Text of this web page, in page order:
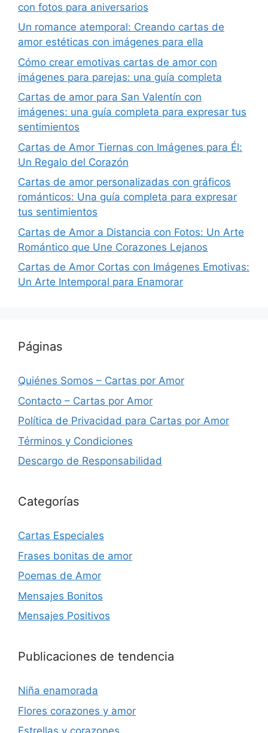
con fotos para aniversarios
Un romance atemporal: Creando cartas de
amor estéticas con imágenes para ella
Cómo crear emotivas cartas de amor con
imágenes para parejas: una guía completa
Cartas de amor para San Valentín con
imágenes: una guía completa para expresar tus
sentimientos
Cartas de Amor Tiernas con Imágenes para Él:
Un Regalo del Corazón
Cartas de amor personalizadas con gráficos
románticos: Una guía completa para expresar
tus sentimientos
Cartas de Amor a Distancia con Fotos: Un Arte
Romántico que Une Corazones Lejanos
Cartas de Amor Cortas con Imágenes Emotivas:
Un Arte Intemporal para Enamorar
Páginas
Quiénes Somos – Cartas por Amor
Contacto – Cartas por Amor
Política de Privacidad para Cartas por Amor
Términos y Condiciones
Descargo de Responsabilidad
Categorías
Cartas Especiales
Frases bonitas de amor
Poemas de Amor
Mensajes Bonitos
Mensajes Positivos
Publicaciones de tendencia
Niña enamorada
Flores corazones y amor
Estrellas y corazones